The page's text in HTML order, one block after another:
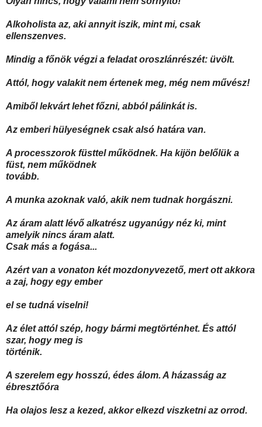
Alkoholista az, aki annyit iszik, mint mi, csak
ellenszenves.
Mindig a főnök végzi a feladat oroszlánrészét: üvölt.
Attól, hogy valakit nem értenek meg, még nem művész!
Amiből lekvárt lehet főzni, abból pálinkát is.
Az emberi hülyeségnek csak alsó határa van.
A processzorok füsttel működnek. Ha kijön belőlük a
füst, nem működnek
tovább.
A munka azoknak való, akik nem tudnak horgászni.
Az áram alatt lévő alkatrész ugyanúgy néz ki, mint
amelyik nincs áram alatt.
Csak más a fogása...
Azért van a vonaton két mozdonyvezető, mert ott akkora
a zaj, hogy egy ember
el se tudná viselni!
Az élet attól szép, hogy bármi megtörténhet. És attól
szar, hogy meg is
történik.
A szerelem egy hosszú, édes álom. A házasság az
ébresztőóra
Ha olajos lesz a kezed, akkor elkezd viszketni az orrod.